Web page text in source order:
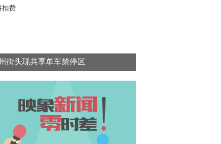
街头现共享单车禁停区